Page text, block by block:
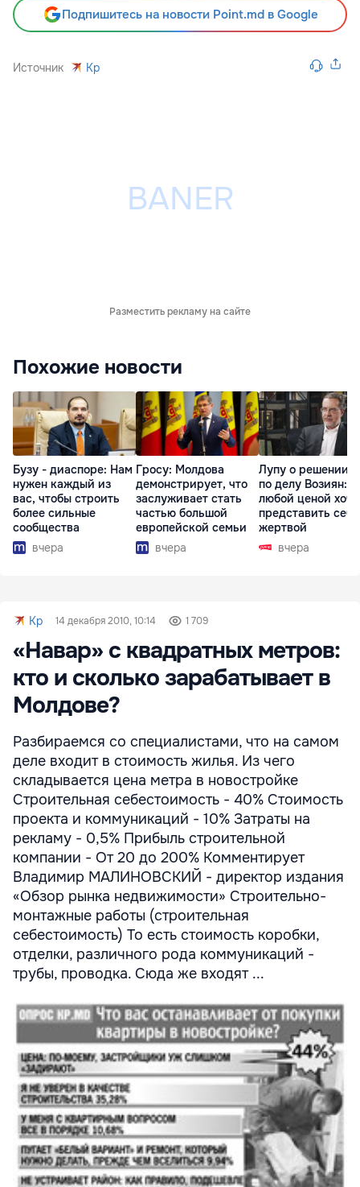
Подпишитесь на новости Point.md в Google
Источник Kp
Разместить рекламу на сайте
Похожие новости
Бузу - диаспоре: Нам
нужен каждый из
вас, чтобы строить
более сильные
сообщества
вчера
Гросу: Молдова
демонстрирует, что
заслуживает стать
частью большой
европейской семьи
вчера
Лупу о решении
по делу Возиян:
любой ценой
представить себя
жертвой
вчера
Kp 14 декабря 2010, 10:14 1 709
«Навар» с квадратных метров:
кто и сколько зарабатывает в
Молдове?
Разбираемся со специалистами, что на самом
деле входит в стоимость жилья. Из чего
складывается цена метра в новостройке
Строительная себестоимость - 40% Стоимость
проекта и коммуникаций - 10% Затраты на
рекламу - 0,5% Прибыль строительной
компании - От 20 до 200% Комментирует
Владимир МАЛИНОВСКИЙ - директор издания
«Обзор рынка недвижимости» Строительно-
монтажные работы (строительная
себестоимость) То есть стоимость коробки,
отделки, различного рода коммуникаций -
трубы, проводка. Сюда же входят ...